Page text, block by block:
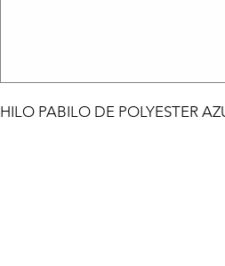
HILO PABILO DE POLYESTER